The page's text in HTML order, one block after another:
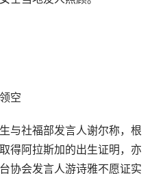
空
与社福部发言人谢尔称，根
得阿拉斯加的出生证明，亦
协会发言人游诗雅不愿证实